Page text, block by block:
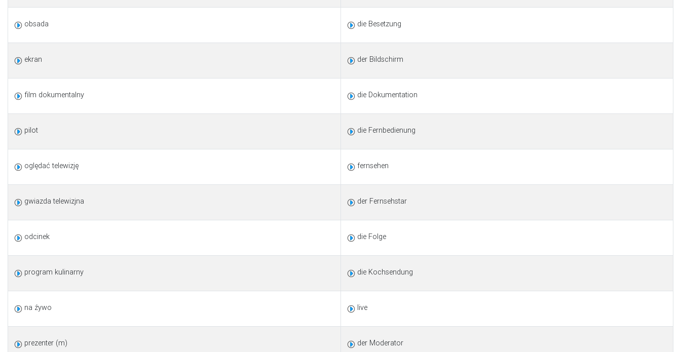
obsada die Besetzung
ekran der Bildschirm
film dokumentalny die Dokumentation
pilot die Fernbedienung
oględać telewizję fernsehen
gwiazda telewizjna der Fernsehstar
odcinek die Folge
program kulinarny die Kochsendung
na źywo live
prezenter (m) der Moderator